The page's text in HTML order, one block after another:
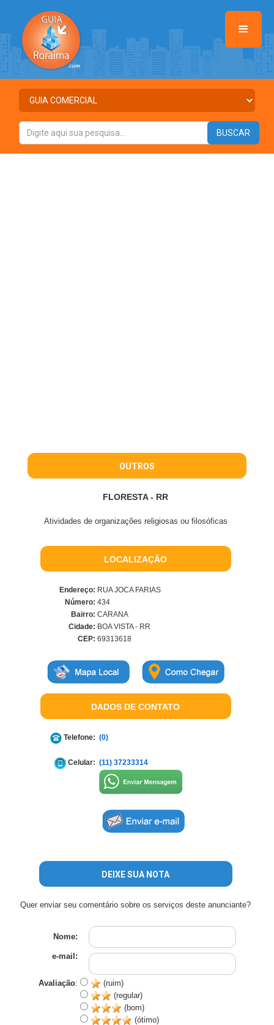
OUTROS
FLORESTA - RR
Atividades de organizações religiosas ou filosóficas
LOCALIZAÇÃO
Endereço: RUA JOCA FARIAS
Número: 434
Bairro: CARANA
Cidade: BOA VISTA - RR
CEP: 69313618
DADOS DE CONTATO
Telefone: (0)
Celular: (11) 37233314
DEIXE SUA NOTA
Quer enviar seu comentário sobre os serviços deste anunciante?
Nome:
e-mail:
Avaliação:
(ruim)
(regular)
(bom)
(ótimo)